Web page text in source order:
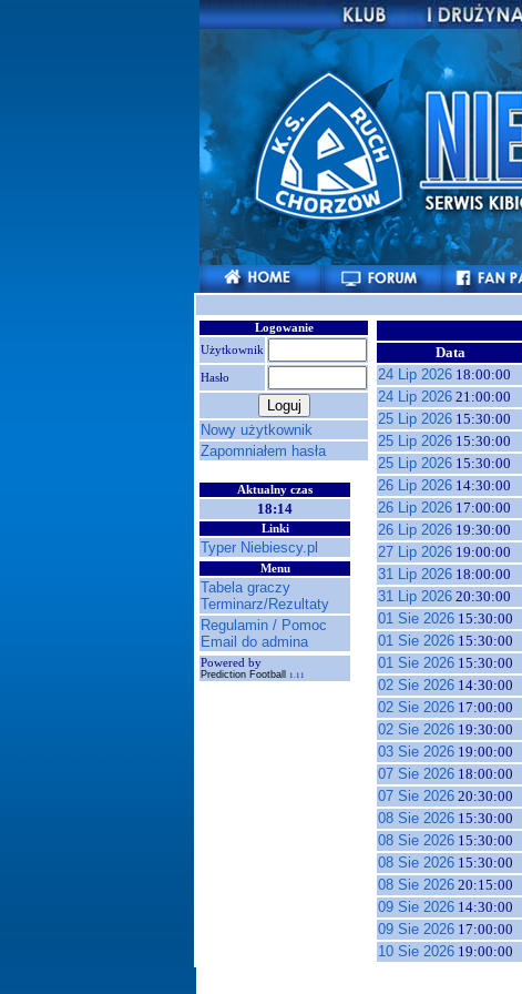
Logowanie
Użytkownik
Hasło
Nowy użytkownik
Zapomniałem hasła
Aktualny czas
18:14
Linki
Typer Niebiescy.pl
Menu
Tabela graczy
Terminarz/Rezultaty
Regulamin / Pomoc
Email do admina
Powered by
Prediction Football 1.11
Data
24 Lip 2026 18:00:00
24 Lip 2026 21:00:00
25 Lip 2026 15:30:00
25 Lip 2026 15:30:00
25 Lip 2026 15:30:00
26 Lip 2026 14:30:00
26 Lip 2026 17:00:00
26 Lip 2026 19:30:00
27 Lip 2026 19:00:00
31 Lip 2026 18:00:00
31 Lip 2026 20:30:00
01 Sie 2026 15:30:00
01 Sie 2026 15:30:00
01 Sie 2026 15:30:00
02 Sie 2026 14:30:00
02 Sie 2026 17:00:00
02 Sie 2026 19:30:00
03 Sie 2026 19:00:00
07 Sie 2026 18:00:00
07 Sie 2026 20:30:00
08 Sie 2026 15:30:00
08 Sie 2026 15:30:00
08 Sie 2026 15:30:00
08 Sie 2026 20:15:00
09 Sie 2026 14:30:00
09 Sie 2026 17:00:00
10 Sie 2026 19:00:00